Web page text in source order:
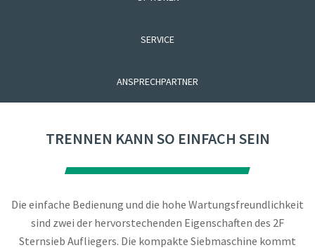
SERVICE
ANSPRECHPARTNER
TRENNEN KANN SO EINFACH SEIN
Die einfache Bedienung und die hohe Wartungsfreundlichkeit
sind zwei der hervorstechenden Eigenschaften des 2F
Sternsieb Aufliegers. Die kompakte Siebmaschine kommt